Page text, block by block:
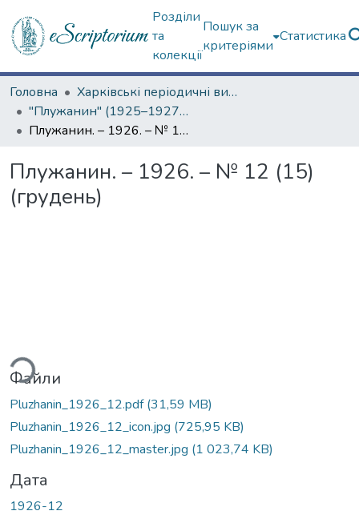
Розділи
та
колекції
Пошук за
критеріями
Статистика
Головна
Харківські періодичні видання
"Плужанин" (1925–1927 рр.)
Плужанин. – 1926. – № 12 (15) (грудень)
Плужанин. – 1926. – № 12 (15)
(грудень)
Файли
Pluzhanin_1926_12.pdf(31,59 MB)
Pluzhanin_1926_12_icon.jpg (725,95 KB)
Pluzhanin_1926_12_master.jpg (1 023,74 KB)
Дата
1926-12